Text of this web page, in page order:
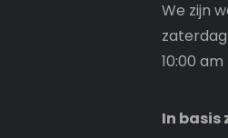
We zijn
zaterdag
10:00
In basis